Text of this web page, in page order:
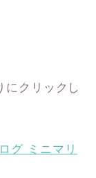
にクリックし